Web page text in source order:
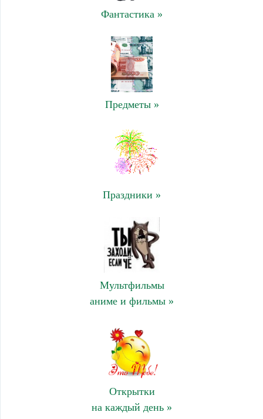
Фантастика »
Предметы »
Праздники »
Мультфильмы
аниме и фильмы »
Открытки
на каждый день »